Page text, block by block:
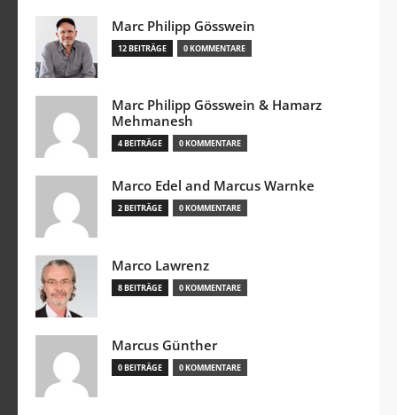
Marc Philipp Gösswein
12 BEITRÄGE 0 KOMMENTARE
Marc Philipp Gösswein & Hamarz
Mehmanesh
4 BEITRÄGE 0 KOMMENTARE
Marco Edel and Marcus Warnke
2 BEITRÄGE 0 KOMMENTARE
Marco Lawrenz
8 BEITRÄGE 0 KOMMENTARE
Marcus Günther
0 BEITRÄGE 0 KOMMENTARE